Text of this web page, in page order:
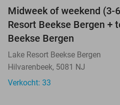
Midweek of weekend (3-
Resort Beekse Bergen +
Beekse Bergen
Lake Resort Beekse Bergen
Hilvarenbeek, 5081 NJ
Verkocht: 33